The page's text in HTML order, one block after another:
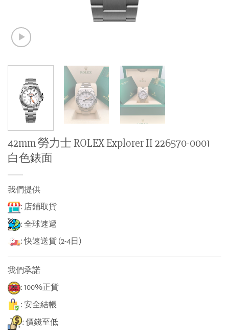
42mm 勞力士 ROLEX Explorer II 226570-0001
白色錶面
我們提供
: 店鋪取貨
: 全球速遞
: 快速送貨 (2-4日)
我們承諾
: 100%正貨
: 安全結帳
: 價錢至低